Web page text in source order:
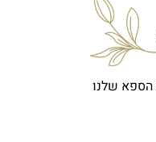
הספא שלנו